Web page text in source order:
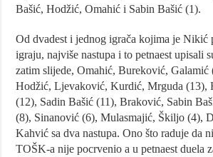
Bašić, Hodžić, Omahić i Sabin Bašić (1).
Od dvadest i jednog igrača kojima je Nikić
igraju, najviše nastupa i to petnaest upisali
zatim slijede, Omahić, Bureković,
Hodžić, Ljevaković, Kurdić, Mrguda (13),
(12), Sadin Bašić (11), Braković, Sabin
(8), Sinanović (6), Mulasmajić, Škiljo (4),
Kahvić sa dva nastupa. Ono što raduje da
TOŠK-a nije pocrvenio a u petnaest duela